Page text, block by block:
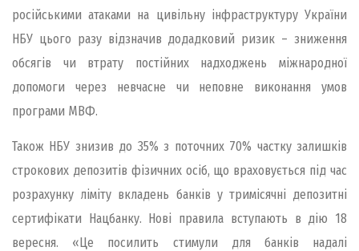
російськими атаками на цивільну інфраструктуру України
НБУ цього разу відзначив додадковий ризик – зниження
обсягів чи втрату постійних надходжень міжнародної
допомоги через невчасне чи неповне виконання умов
програми МВФ.
Також НБУ знизив до 35% з поточних 70% частку залишків
строкових депозитів фізичних осіб, що враховується під час
розрахунку ліміту вкладень банків у тримісячні депозитні
сертифікати Нацбанку. Нові правила вступають в дію 18
вересня. «Це посилить стимули для банків надалі